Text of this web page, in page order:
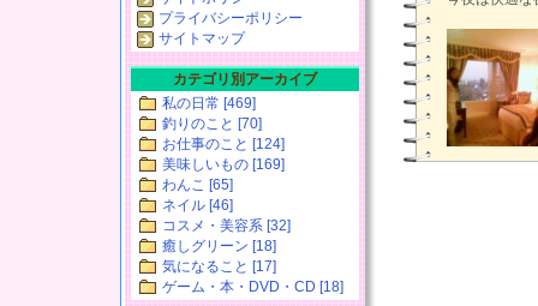
プライバシーポリシー
サイトマップ
カテゴリ別アーカイブ
私の日常 [469]
釣りのこと [70]
お仕事のこと [124]
美味しいもの [169]
わんこ [65]
ネイル [46]
コスメ・美容系 [32]
癒しグリーン [18]
気になること [17]
ゲーム・本・DVD・CD [18]